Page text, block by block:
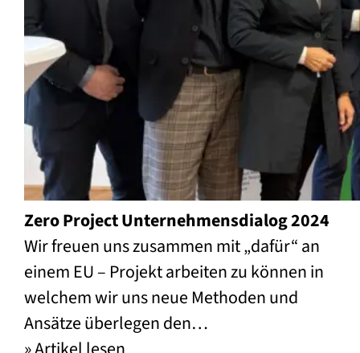
Zero Project Unternehmensdialog 2024
Wir freuen uns zusammen mit „dafür“ an
einem EU – Projekt arbeiten zu können in
welchem wir uns neue Methoden und
Ansätze überlegen den…